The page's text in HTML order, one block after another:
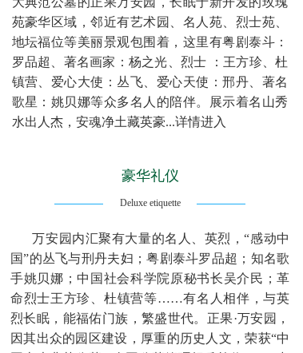
苑豪华区域，邻近有艺术园、名人苑、烈士苑、
地坛福位等美丽景观包围着，这里有粤剧泰斗：
罗品超、著名画家：杨之光、烈士 ：王方珍、杜
镇营、爱心大使：丛飞、爱心天使：邢丹、著名
歌星：姚贝娜等众多名人的陪伴。展示着名山秀
水出人杰，安魂净土藏英豪...详情进入
豪华礼仪
Deluxe etiquette
万安园内汇聚有大量的名人、英烈，“感动中
国”的丛飞与刑丹夫妇；粤剧泰斗罗品超；知名歌
手姚贝娜；中国社会科学院原秘书长吴介民；革
命烈士王方珍、杜镇营等……有名人相伴，与英
烈长眠，能福佑门族，繁盛世代。正果·万安园，
因其出众的园区建设，厚重的历史人文，荣获“中